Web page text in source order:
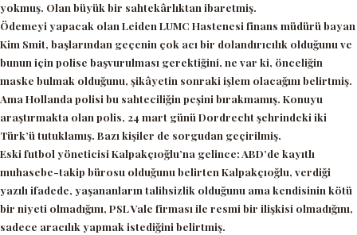
yokmuş. Olan büyük bir sahtekârlıktan ibaretmiş.
Ödemeyi yapacak olan Leiden LUMC Hastenesi finans müdürü bayan
Kim Smit, başlarından geçenin çok acı bir dolandırıcılık olduğunu ve
bunun için polise başvurulması gerektiğini, ne var ki, önceliğin
maske bulmak olduğunu, şikâyetin sonraki işlem olacağını belirtmiş.
Ama Hollanda polisi bu sahteciliğin peşini bırakmamış. Konuyu
araştırmakta olan polis, 24 mart günü Dordrecht şehrindeki iki
Türk’ü tutuklamış. Bazı kişiler de sorgudan geçirilmiş.
Eski futbol yöneticisi Kalpakçıoğlu’na gelince: ABD’de kayıtlı
muhasebe-takip bürosu olduğunu belirten Kalpakçıoğlu, verdiği
yazılı ifadede, yaşananların talihsizlik olduğunu ama kendisinin kötü
bir niyeti olmadığını, PSL Vale firması ile resmi bir ilişkisi olmadığını,
sadece aracılık yapmak istediğini belirtmiş.